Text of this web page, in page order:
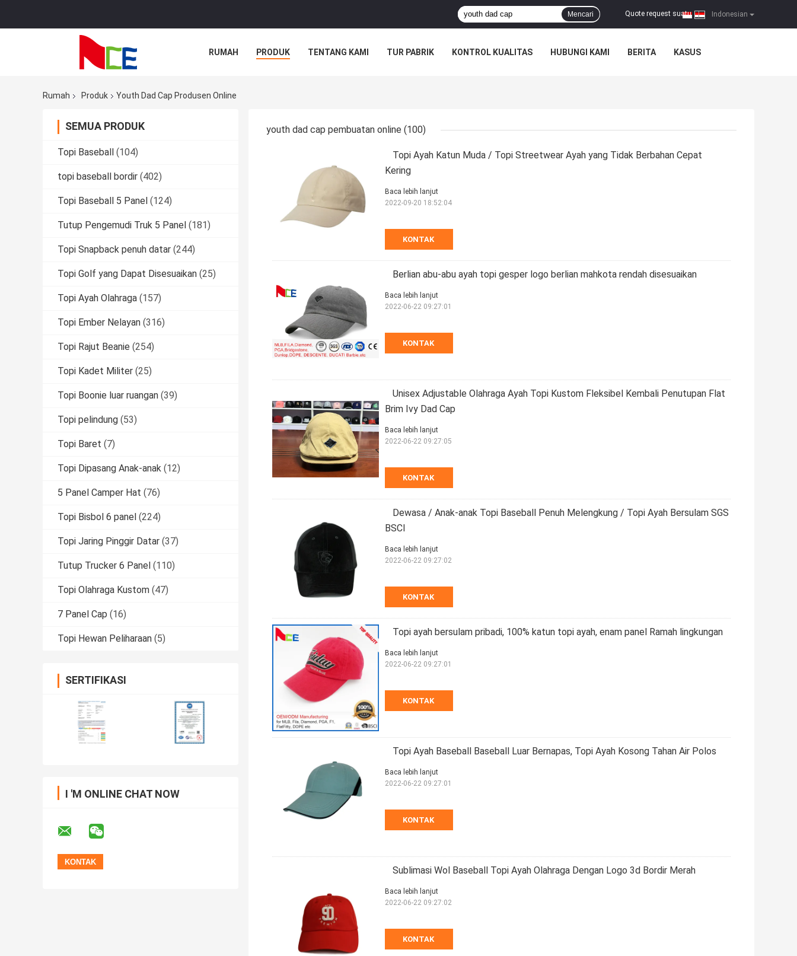
Indonesian
Quote request suatu |
Mencari
RUMAH PRODUK TENTANG KAMI TUR PABRIK KONTROL KUALITAS HUBUNGI KAMI BERITA KASUS
Rumah Produk Youth Dad Cap Produsen Online
SEMUA PRODUK
Topi Baseball (104)
topi baseball bordir (402)
Topi Baseball 5 Panel (124)
Tutup Pengemudi Truk 5 Panel (181)
Topi Snapback penuh datar (244)
Topi Golf yang Dapat Disesuaikan (25)
Topi Ayah Olahraga (157)
Topi Ember Nelayan (316)
Topi Rajut Beanie (254)
Topi Kadet Militer (25)
Topi Boonie luar ruangan (39)
Topi pelindung (53)
Topi Baret (7)
Topi Dipasang Anak-anak (12)
5 Panel Camper Hat (76)
Topi Bisbol 6 panel (224)
Topi Jaring Pinggir Datar (37)
Tutup Trucker 6 Panel (110)
Topi Olahraga Kustom (47)
7 Panel Cap (16)
Topi Hewan Peliharaan (5)
SERTIFIKASI
I 'M ONLINE CHAT NOW
youth dad cap pembuatan online (100)
Topi Ayah Katun Muda / Topi Streetwear Ayah yang Tidak Berbahan Cepat
Kering
KONTAK
Baca lebih lanjut
2022-09-20 18:52:04
Berlian abu-abu ayah topi gesper logo berlian mahkota rendah disesuaikan
KONTAK
Baca lebih lanjut
2022-06-22 09:27:01
Unisex Adjustable Olahraga Ayah Topi Kustom Fleksibel Kembali Penutupan Flat
Brim Ivy Dad Cap
KONTAK
Baca lebih lanjut
2022-06-22 09:27:05
Dewasa / Anak-anak Topi Baseball Penuh Melengkung / Topi Ayah Bersulam SGS
BSCI
KONTAK
Baca lebih lanjut
2022-06-22 09:27:02
Topi ayah bersulam pribadi, 100% katun topi ayah, enam panel Ramah lingkungan
KONTAK
Baca lebih lanjut
2022-06-22 09:27:01
Topi Ayah Baseball Baseball Luar Bernapas, Topi Ayah Kosong Tahan Air Polos
KONTAK
Baca lebih lanjut
2022-06-22 09:27:01
Sublimasi Wol Baseball Topi Ayah Olahraga Dengan Logo 3d Bordir Merah
KONTAK
Baca lebih lanjut
2022-06-22 09:27:02